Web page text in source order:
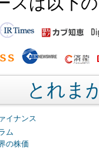
とれま
イナンス
ム
の株価